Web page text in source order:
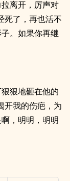
离开，厉声对
死了，再也活不
。如果你再继
狠地砸在他的
开我的伤疤，为
，明明，明明